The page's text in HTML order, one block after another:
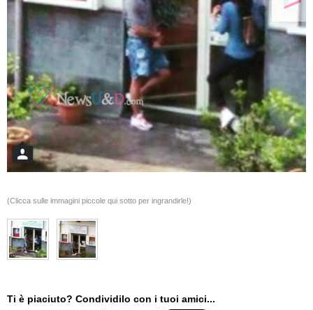
(Clicca sulle immagini piccole qui sotto per ingrandirle!)
Ti è piaciuto? Condividilo con i tuoi amici...